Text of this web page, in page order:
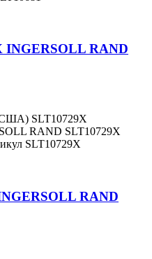
INGERSOLL RAND
SLT10729X
RAND SLT10729X
SLT10729X
RAND